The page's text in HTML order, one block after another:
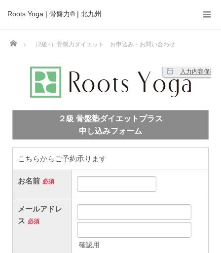
Roots Yoga | 骨盤力® | 北九州
Home （2級+）骨盤力ダイエット お申込み・お問い合わせ